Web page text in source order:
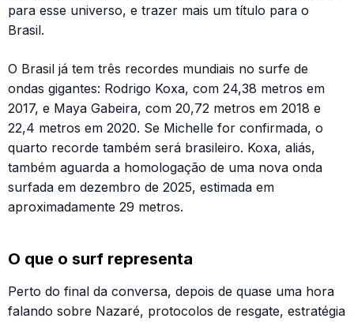
para esse universo, e trazer mais um título para o
Brasil.
O Brasil já tem três recordes mundiais no surfe de
ondas gigantes: Rodrigo Koxa, com 24,38 metros em
2017, e Maya Gabeira, com 20,72 metros em 2018 e
22,4 metros em 2020. Se Michelle for confirmada, o
quarto recorde também será brasileiro. Koxa, aliás,
também aguarda a homologação de uma nova onda
surfada em dezembro de 2025, estimada em
aproximadamente 29 metros.
O que o surf representa
Perto do final da conversa, depois de quase uma hora
falando sobre Nazaré, protocolos de resgate, estratégia